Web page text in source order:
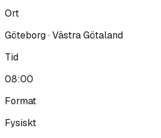
Ort
Göteborg · Västra Götaland
Tid
08:00
Format
Fysiskt